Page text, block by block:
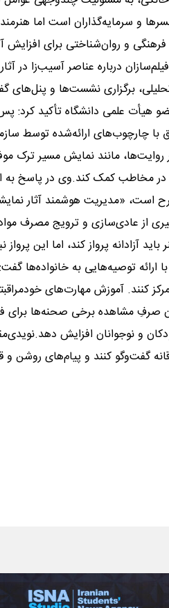
و سرمایه‌گذاران است اما
فرهنگی و روان‌شناختی برای
درباره عناصر آسیب‌زا در
برگزاری نشست‌ها و پنل‌های
هیأت علمی دانشگاه تأکید کرد: پس
با چارچوب‌های ارائه‌شده توسط
روایت‌ها، مانند نمایش مسیر
مخاطب کمک کند.وی در پاسخ به
است، «مدیریت هوشمند آثار
از عادی‌سازی و ترویج مصرف
آزادانه پرواز کند، اما این
توصیه‌هایی به خانواده‌ها
کنند. آموزش مهارت‌های
مشاهده برخی صحنه‌ها برای
و نوجوانان افزایش
گفت‌وگو کنند و پیام‌های روشن و